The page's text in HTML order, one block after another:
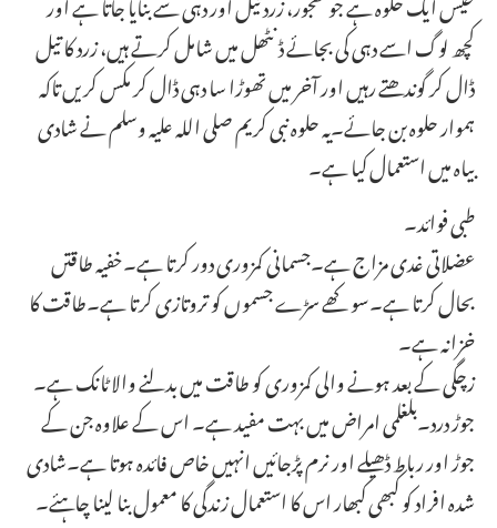
کچھ لوگ اسے دہی کی بجائے ڈنٹھل میں شامل کرتے ہیں، زرد کا تیل
ڈال کر گوندھتے رہیں اور آخر میں تھوڑا سا دہی ڈال کر مکس کریں تاکہ
ہموار حلوہ بن جائے۔یہ حلوہ نبی کریم صلی اللہ علیہ وسلم نے شادی
بیاہ میں استعمال کیا ہے۔
طبی فوائد۔
عضلاتی غدی مزاج ہے۔جسمانی کمزوری دور کرتا ہے۔خفیہ طاقتں
بحال کرتا ہے۔سوکھے سڑے جسموں کو تروتازی کرتا ہے۔طاقت کا
خزانہ ہے۔
زچگی کے بعد ہونے والی کمزوری کو طاقت میں بدلنے والا ٹانک ہے۔
جوڑ درد۔بلغلمی امراض میں بہت مفید ہے۔ اس کے علاوہ جن کے
جوڑ اور رباط ڈھیلے اور نرم پڑجائیں انہیں خاص فائدہ ہوتا ہے۔شادی
شدہ افراد کو کبھی کبھار اس کا استعمال زندگی کا معمول بنا لینا چاہئے۔